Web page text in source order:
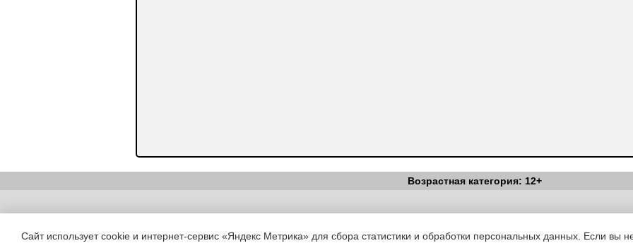
Возрастная категория: 12+
Copyright (c) |Вестник Педагога|Об издании|Условия|Политика
Сайт использует cookie и интернет-сервис «Яндекс Метрика» для сбора статистики и обработки персональных данных. Если вы